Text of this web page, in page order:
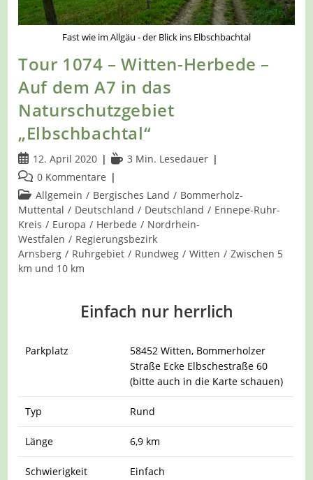
Fast wie im Allgäu - der Blick ins Elbschbachtal
Tour 1074 – Witten-Herbede –
Auf dem A7 in das
Naturschutzgebiet
„Elbschbachtal“
Beitrag
veröffentlicht:
12. April 2020 Lesedauer:
3 Min. Lesedauer
Beitrags-
Kommentare:
0 Kommentare
Beitrags-
Kategorie:
Allgemein / Bergisches Land / Bommerholz-
Muttental / Deutschland / Deutschland / Ennepe-Ruhr-
Kreis / Europa / Herbede / Nordrhein-
Westfalen / Regierungsbezirk
Arnsberg / Ruhrgebiet / Rundweg / Witten / Zwischen 5
km und 10 km
Einfach nur herrlich
Parkplatz 58452 Witten, Bommerholzer
Straße Ecke Elbschestraße 60
(bitte auch in die Karte schauen)
Typ Rund
Länge 6,9 km
Schwierigkeit Einfach